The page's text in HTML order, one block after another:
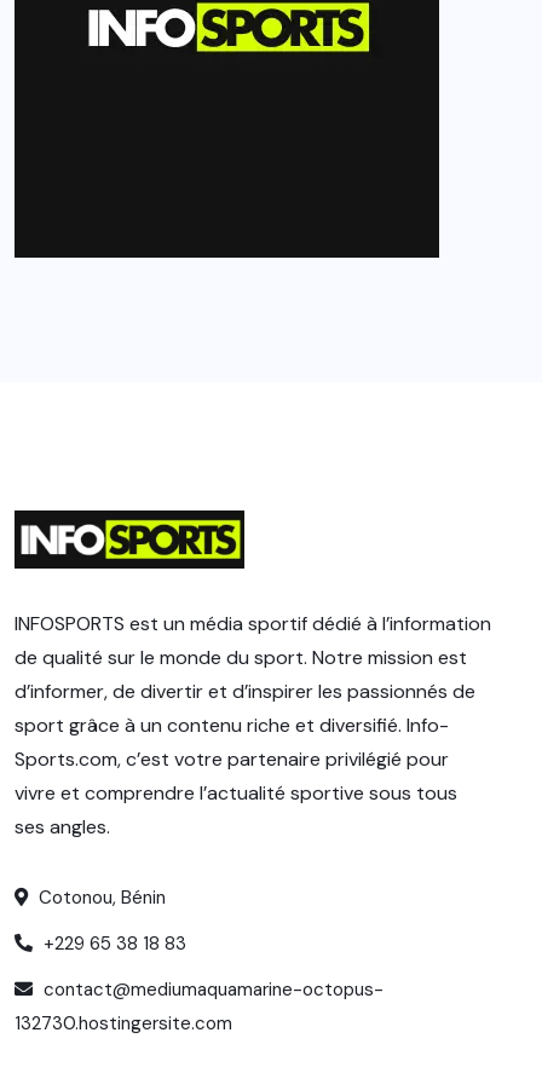
INFOSPORTS est un média sportif dédié à l’information
de qualité sur le monde du sport. Notre mission est
d’informer, de divertir et d’inspirer les passionnés de
sport grâce à un contenu riche et diversifié. Info-
Sports.com, c’est votre partenaire privilégié pour
vivre et comprendre l’actualité sportive sous tous
ses angles.
Cotonou, Bénin
+229 65 38 18 83
contact@mediumaquamarine-octopus-
132730.hostingersite.com